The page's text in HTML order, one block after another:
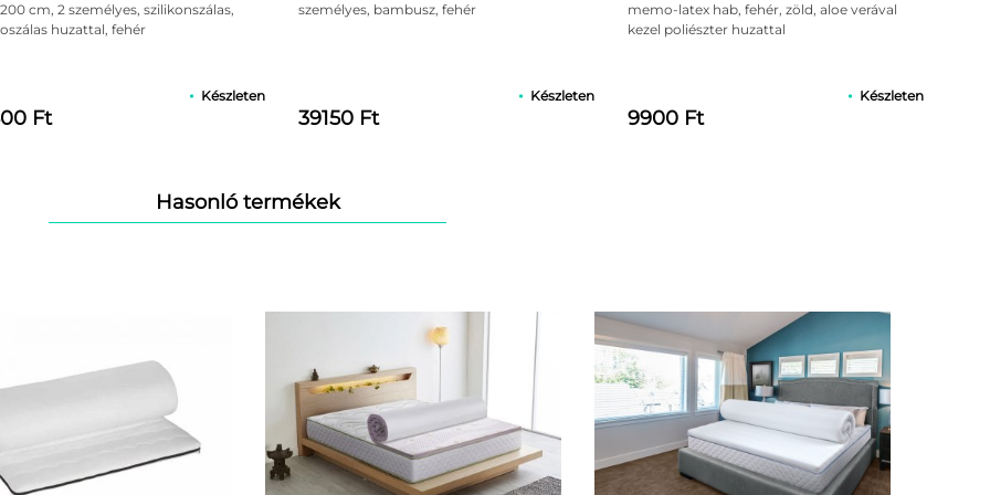
és hőmérsékletű környezetben használni.
a penész kialakulása és a nedvességtartalom felhalmozódása.
cm, 2 személyes, szilikonszálas,
huzattal, fehér
Ft
Készleten
személyes, bambusz, fehér
39150 Ft
Készleten
ből,
értékelés
memo-latex hab, fehér, zöld, aloe verával
kezel poliészter huzattal
9900 Ft
Készleten
Hasonló termékek